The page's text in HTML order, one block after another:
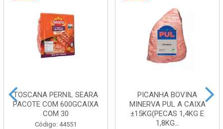
TOSCANA PERNIL SEARA
PACOTE COM 600GCAIXA
COM 30
Código: 44551
PICANHA BOVINA
MINERVA PUL A CAIXA
±15KG(PECAS 1,4KG E
1,8KG...